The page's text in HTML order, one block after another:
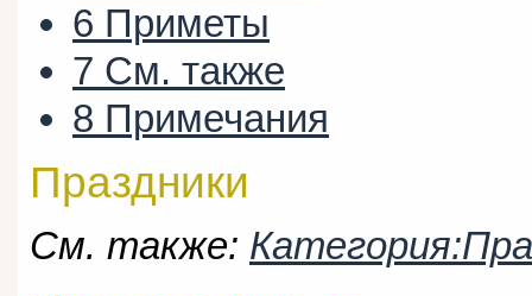
6 Приметы
7 См. также
8 Примечания
Праздники
См. также: